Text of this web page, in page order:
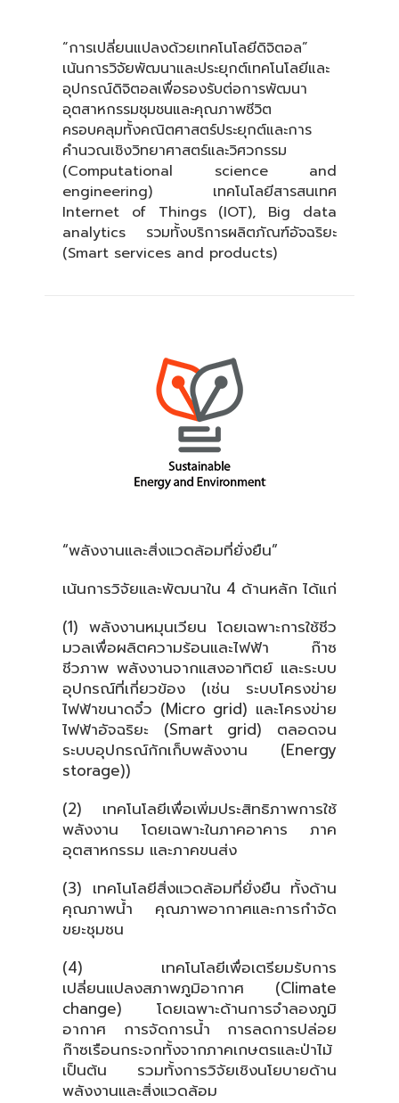
“การเปลี่ยนแปลงด้วยเทคโนโลยีดิจิตอล”
เน้นการวิจัยพัฒนาและประยุกต์เทคโนโลยีและ
อุปกรณ์ดิจิตอลเพื่อรองรับต่อการพัฒนา
อุตสาหกรรมชุมชนและคุณภาพชีวิต
ครอบคลุมทั้งคณิตศาสตร์ประยุกต์และการ
คำนวณเชิงวิทยาศาสตร์และวิศวกรรม
(Computational science and
engineering) เทคโนโลยีสารสนเทศ
Internet of Things (IOT), Big data
analytics รวมทั้งบริการผลิตภัณฑ์อัจฉริยะ
(Smart services and products)
“พลังงานและสิ่งแวดล้อมที่ยั่งยืน”
เน้นการวิจัยและพัฒนาใน 4 ด้านหลัก ได้แก่
(1) พลังงานหมุนเวียน โดยเฉพาะการใช้ชีว
มวลเพื่อผลิตความร้อนและไฟฟ้า ก๊าซ
ชีวภาพ พลังงานจากแสงอาทิตย์ และระบบ
อุปกรณ์ที่เกี่ยวข้อง (เช่น ระบบโครงข่าย
ไฟฟ้าขนาดจิ๋ว (Micro grid) และโครงข่าย
ไฟฟ้าอัจฉริยะ (Smart grid) ตลอดจน
ระบบอุปกรณ์กักเก็บพลังงาน (Energy
storage))
(2) เทคโนโลยีเพื่อเพิ่มประสิทธิภาพการใช้
พลังงาน โดยเฉพาะในภาคอาคาร ภาค
อุตสาหกรรม และภาคขนส่ง
(3) เทคโนโลยีสิ่งแวดล้อมที่ยั่งยืน ทั้งด้าน
คุณภาพน้ำ คุณภาพอากาศและการกำจัด
ขยะชุมชน
(4) เทคโนโลยีเพื่อเตรียมรับการ
เปลี่ยนแปลงสภาพภูมิอากาศ (Climate
change) โดยเฉพาะด้านการจำลองภูมิ
อากาศ การจัดการน้ำ การลดการปล่อย
ก๊าซเรือนกระจกทั้งจากภาคเกษตรและป่าไม้
เป็นต้น รวมทั้งการวิจัยเชิงนโยบายด้าน
พลังงานและสิ่งแวดล้อม